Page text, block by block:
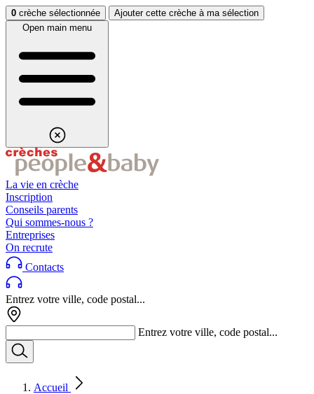
Aller au contenuAller au footer
0 crèche sélectionnée
Ajouter cette crèche à ma sélection
Open main menu
La vie en crèche
Inscription
Conseils parents
Qui sommes-nous ?
Entreprises
On recrute
Contacts
Entrez votre ville, code postal...
Entrez votre ville, code postal...
Accueil